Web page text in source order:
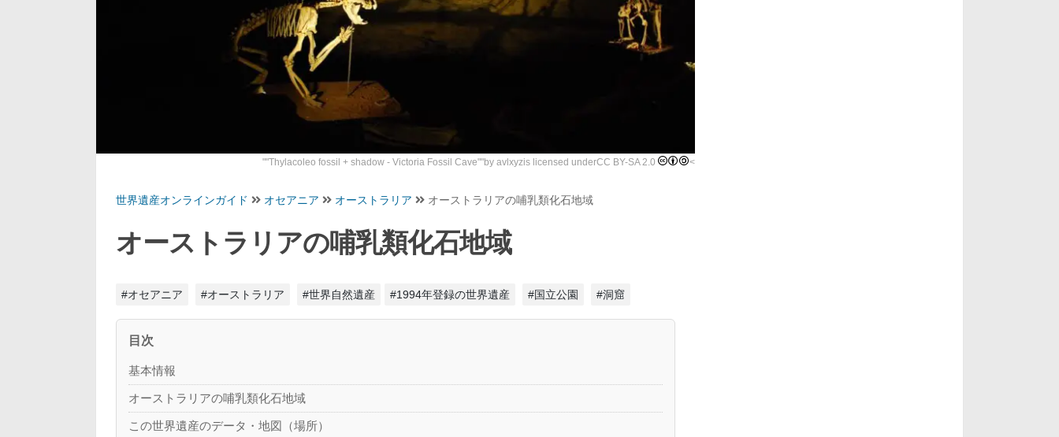
""Thylacoleo fossil + shadow - Victoria Fossil Cave""by avlxyzis licensed underCC BY-SA 2.0 <
世界遺産オンラインガイド オセアニア オーストラリア オーストラリアの哺乳類化石地域
オーストラリアの哺乳類化石地域
#オセアニア #オーストラリア #世界自然遺産 #1994年登録の世界遺産 #国立公園 #洞窟
目次
基本情報
オーストラリアの哺乳類化石地域
この世界遺産のデータ・地図（場所）